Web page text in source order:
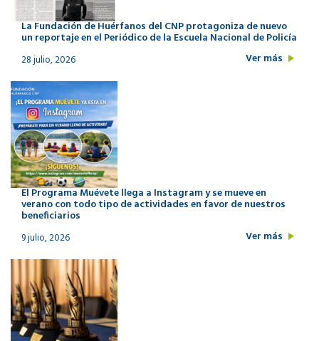
La Fundación de Huérfanos del CNP protagoniza de nuevo
un reportaje en el Periódico de la Escuela Nacional de Policía
28 julio, 2026 Ver más
El Programa Muévete llega a Instagram y se mueve en
verano con todo tipo de actividades en favor de nuestros
beneficiarios
9 julio, 2026 Ver más